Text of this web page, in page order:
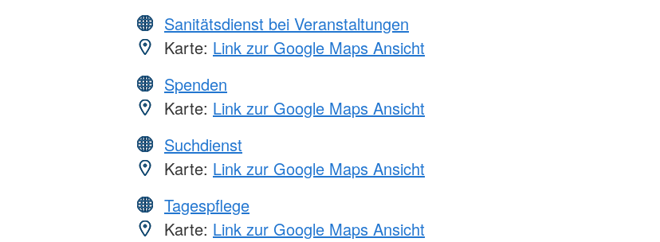
Sanitätsdienst bei Veranstaltungen
Karte: Link zur Google Maps Ansicht
Spenden
Karte: Link zur Google Maps Ansicht
Suchdienst
Karte: Link zur Google Maps Ansicht
Tagespflege
Karte: Link zur Google Maps Ansicht